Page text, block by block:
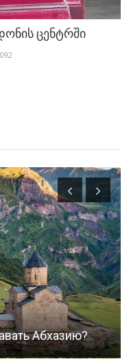
ცენტრში
Абхазию?